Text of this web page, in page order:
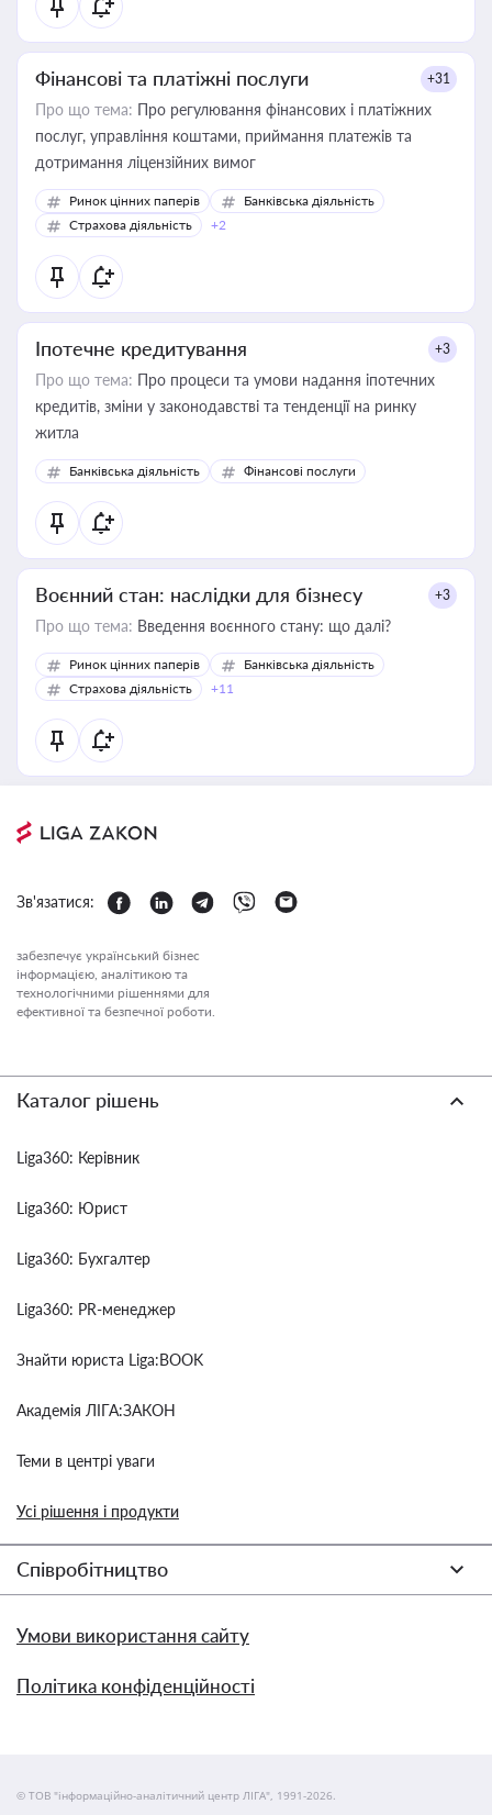
Фінансові та платіжні послуги +31
Про що тема: Про регулювання фінансових і платіжних
послуг, управління коштами, приймання платежів та
дотримання ліцензійних вимог
Ринок цінних паперів
Банківська діяльність
Страхова діяльність
+2
Іпотечне кредитування +3
Про що тема: Про процеси та умови надання іпотечних
кредитів, зміни у законодавстві та тенденції на ринку
житла
Банківська діяльність Фінансові послуги
Воєнний стан: наслідки для бізнесу +3
Про що тема: Введення воєнного стану: що далі?
Ринок цінних паперів
Банківська діяльність
Страхова діяльність
+11
Зв'язатися:
забезпечує український бізнес
інформацією, аналітикою та
технологічними рішеннями для
ефективної та безпечної роботи.
Каталог рішень
Liga360: Керівник
Liga360: Юрист
Liga360: Бухгалтер
Liga360: PR-менеджер
Знайти юриста Liga:BOOK
Академія ЛІГА:ЗАКОН
Теми в центрі уваги
Усі рішення і продукти
Співробітництво
Умови використання сайту
Політика конфіденційності
© ТОВ "інформаційно-аналітичний центр ЛІГА", 1991-2026.